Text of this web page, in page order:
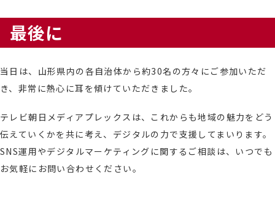
最後に
当日は、山形県内の各自治体から約30名の方々にご参加いただ
き、非常に熱心に耳を傾けていただきました。
テレビ朝日メディアプレックスは、これからも地域の魅力をどう
伝えていくかを共に考え、デジタルの力で支援してまいります。
SNS運用やデジタルマーケティングに関するご相談は、いつでも
お気軽にお問い合わせください。